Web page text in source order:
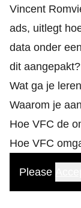
Vincent
ads, uitlegt
data onder
dit aangepakt?
Wat ga je
Waarom je
Hoe VFC de
Hoe VFC
Please